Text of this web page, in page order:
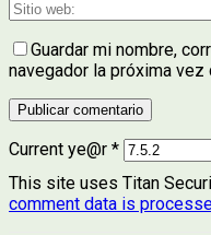
Guardar mi nombre,
navegador la próxima vez
Current ye@r *
This site uses Titan
comment data is